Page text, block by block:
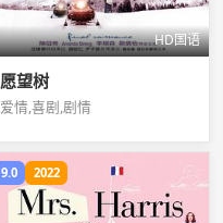
HD国语
愿望树
爱情,喜剧,剧情
9.0 2022